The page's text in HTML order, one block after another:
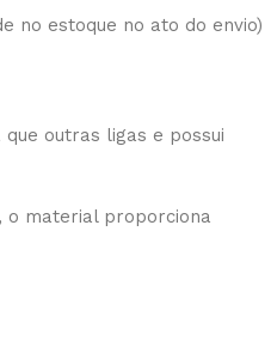
no estoque no ato do envio)
outras ligas e possui
o material proporciona